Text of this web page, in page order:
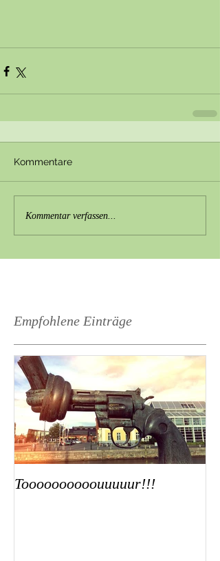
Kommentare
Kommentar verfassen...
Empfohlene Einträge
Toooooooooouuuuur!!!